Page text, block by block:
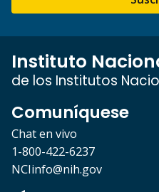
Instituto
de los Institutos
Comuníquese
Chat en vivo
1-800-422-6237
NCIinfo@nih.gov